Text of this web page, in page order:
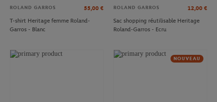
ROLAND GARROS 55,00 €
T-shirt Heritage femme Roland-
Garros - Blanc
ROLAND GARROS 12,00 €
Sac shopping réutilisable Heritage
Roland-Garros - Ecru
NOUVEAU